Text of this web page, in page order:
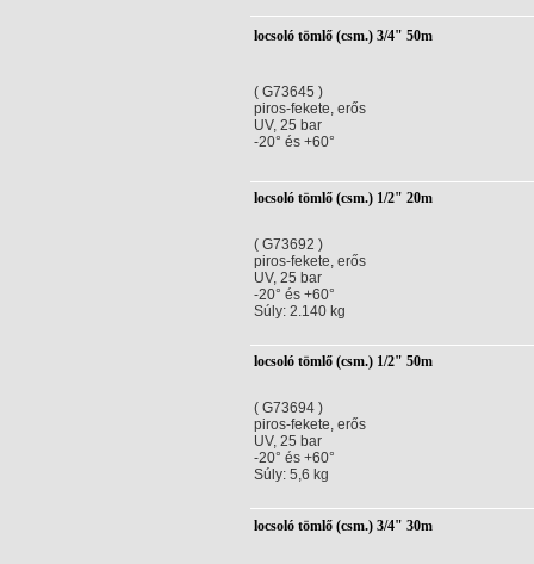
locsoló tömlő (csm.) 3/4" 50m
( G73645 )
piros-fekete, erős
UV, 25 bar
-20° és +60°
locsoló tömlő (csm.) 1/2" 20m
( G73692 )
piros-fekete, erős
UV, 25 bar
-20° és +60°
Súly: 2.140 kg
locsoló tömlő (csm.) 1/2" 50m
( G73694 )
piros-fekete, erős
UV, 25 bar
-20° és +60°
Súly: 5,6 kg
locsoló tömlő (csm.) 3/4" 30m